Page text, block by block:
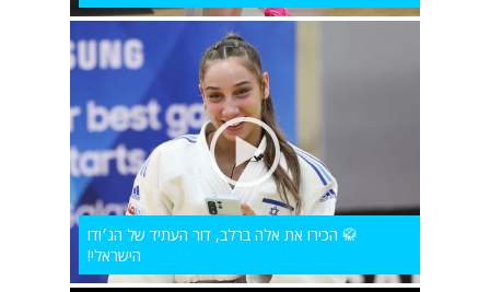
🥋 הכירו את אלה ברלב, דור העתיד של הג׳ודו
הישראלי!